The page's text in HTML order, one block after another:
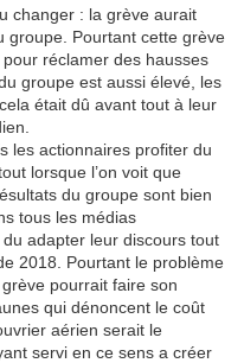
changer : la grève aurait
groupe. Pourtant cette grève
réclamer des hausses
groupe est aussi élevé, les
était dû avant tout à leur
les actionnaires profiter du
lorsque l’on voit que
du groupe sont bien
tous les médias
adapter leur discours tout
2018. Pourtant le problème
pourrait faire son
qui dénoncent le coût
aérien serait le
servi en ce sens a créer